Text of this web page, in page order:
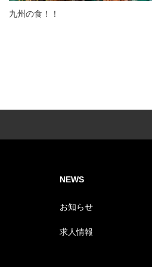
九州の食！！
NEWS
お知らせ
求人情報